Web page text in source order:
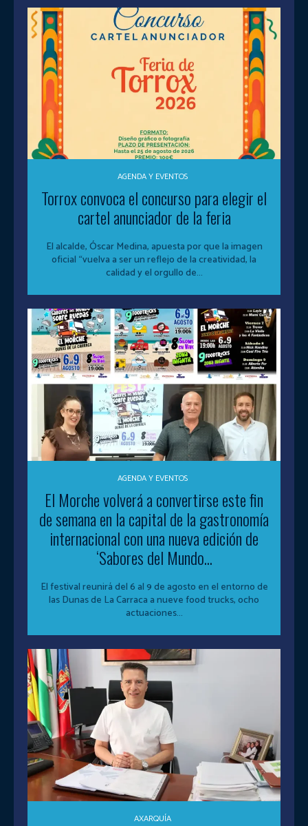
AGENDA Y EVENTOS
Torrox convoca el concurso para elegir el
cartel anunciador de la feria
El alcalde, Óscar Medina, apuesta por que la imagen
oficial “vuelva a ser un reflejo de la creatividad, la
calidad y el orgullo de...
AGENDA Y EVENTOS
El Morche volverá a convertirse este fin
de semana en la capital de la gastronomía
internacional con una nueva edición de
‘Sabores del Mundo...
El festival reunirá del 6 al 9 de agosto en el entorno de
las Dunas de La Carraca a nueve food trucks, ocho
actuaciones...
AXARQUÍA